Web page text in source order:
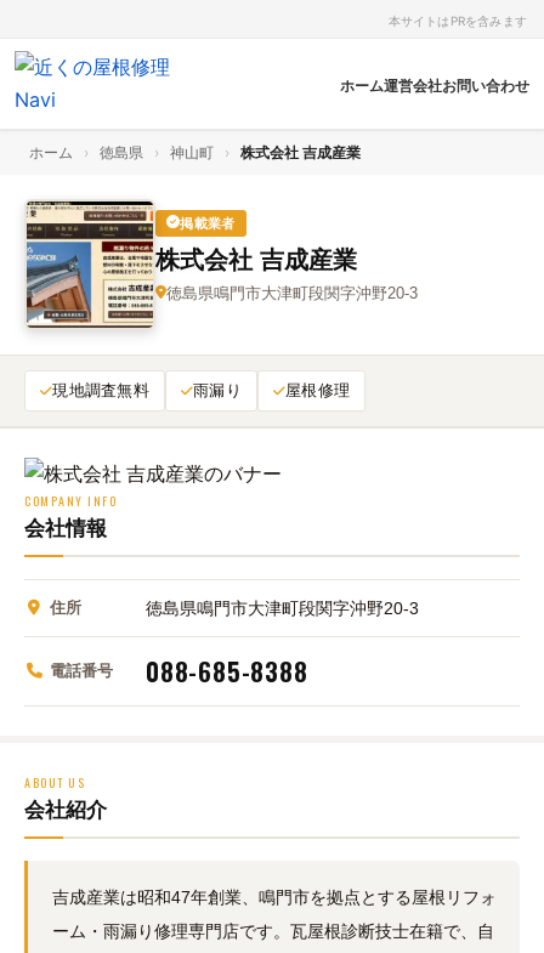
本サイトはPRを含みます
ホーム運営会社お問い合わせ
ホーム › 徳島県 › 神山町 › 株式会社 吉成産業
掲載業者
株式会社 吉成産業
徳島県鳴門市大津町段関字沖野20-3
現地調査無料 雨漏り 屋根修理
COMPANY INFO
会社情報
住所 徳島県鳴門市大津町段関字沖野20-3
電話番号 088-685-8388
ABOUT US
会社紹介
吉成産業は昭和47年創業、鳴門市を拠点とする屋根リフォ
ーム・雨漏り修理専門店です。瓦屋根診断技士在籍で、自